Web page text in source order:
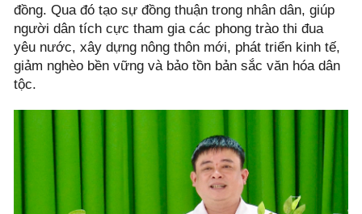
đồng. Qua đó tạo sự đồng thuận trong nhân dân, giúp
người dân tích cực tham gia các phong trào thi đua
yêu nước, xây dựng nông thôn mới, phát triển kinh tế,
giảm nghèo bền vững và bảo tồn bản sắc văn hóa dân
tộc.